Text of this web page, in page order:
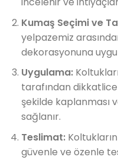
Kumaş Seçimi ve
yelpazemiz
dekorasyonuna
Uygulama:
tarafından
şekilde kaplanması
sağlanır.
Teslimat:
güvenle ve özenle